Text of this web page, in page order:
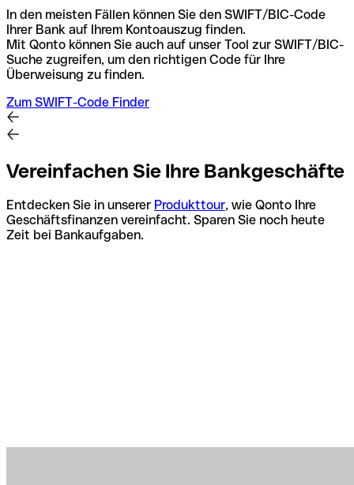
In den meisten Fällen können Sie den SWIFT/BIC-Code
Ihrer Bank auf Ihrem Kontoauszug finden.
Mit Qonto können Sie auch auf unser Tool zur SWIFT/BIC-
Suche zugreifen, um den richtigen Code für Ihre
Überweisung zu finden.
Zum SWIFT-Code Finder
Vereinfachen Sie Ihre Bankgeschäfte
Entdecken Sie in unserer Produkttour, wie Qonto Ihre
Geschäftsfinanzen vereinfacht. Sparen Sie noch heute
Zeit bei Bankaufgaben.